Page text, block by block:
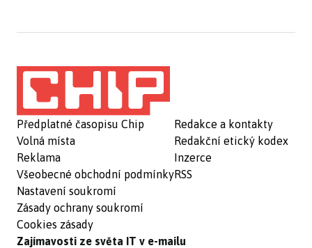
Předplatné časopisu Chip
Volná místa
Reklama
Všeobecné obchodní podmínky
Nastavení soukromí
Zásady ochrany soukromí
Cookies zásady
Redakce a kontakty
Redakční etický kodex
Inzerce
RSS
Zajímavosti ze světa IT v e-mailu